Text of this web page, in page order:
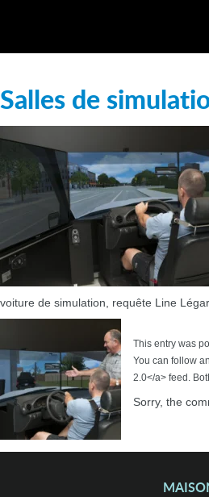
Salles de
voiture de simulation, requête Line
This entry was
You can follow
2.0</a> feed.
Sorry, the